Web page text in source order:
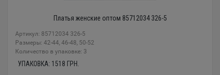
Платья женские оптом 85712034 326-5
Артикул: 85712034 326-5
Размеры: 42-44, 46-48, 50-52
Количество в упаковке: 3
УПАКОВКА: 1518 ГРН.